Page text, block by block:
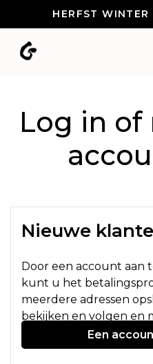
HERFST
Log in of
Nieuwe
Door een account aan
kunt u het
meerdere adressen
bekijken en volgen en
Een